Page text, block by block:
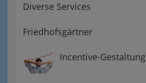
Diverse Services
Friedhofsgärtner
Incentive-Gestaltung